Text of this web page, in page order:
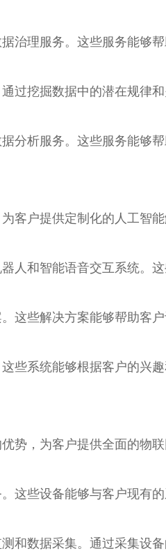
治理服务。这些服务能够
过挖掘数据中的潜在规律
析服务。这些服务能够
客户提供定制化的人工智
人和智能语音交互系统。
这些解决方案能够帮助客
些系统能够根据客户的兴
势，为客户提供全面的物
这些设备能够与客户现有
和数据采集。通过采集设